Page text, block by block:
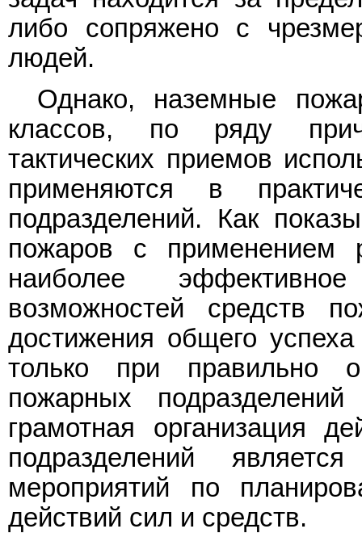
либо сопряжено с
людей.
Однако, наземные
классов, по ряду
тактических приемов
применяются в
подразделений. Как
пожаров с применением
наиболее
возможностей средств
достижения общего
только при правильно
пожарных
грамотная организация
подразделений
мероприятий по
действий сил и средств.